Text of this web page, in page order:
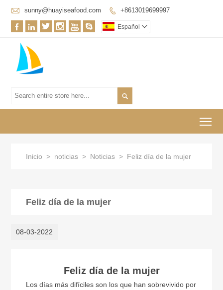
 sunny@huayiseafood.com  +8613019699997
      Español 

Inicio > noticias > Noticias > Feliz día de la mujer
Feliz día de la mujer
08-03-2022
Feliz día de la mujer
Los días más difíciles son los que han sobrevivido por